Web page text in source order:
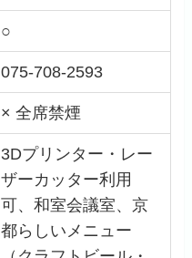
○
075-708-2593
× 全席禁煙
3Dプリンター・レー
ザーカッター利用
可、和室会議室、京
都らしいメニュー